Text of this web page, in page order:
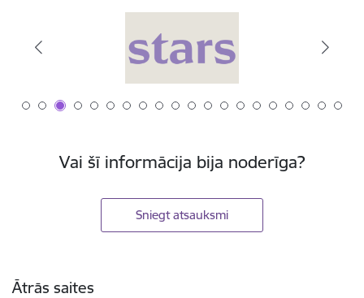
Vai šī informācija bija noderīga?
Sniegt atsauksmi
Ātrās saites